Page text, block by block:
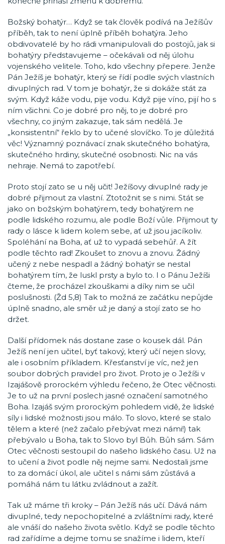
Božský bohatýr… Když se tak člověk podívá na Ježíšův
příběh, tak to není úplně příběh bohatýra. Jeho
obdivovatelé by ho rádi vmanipulovali do postojů, jak si
bohatýry představujeme – očekávali od něj úlohu
vojenského velitele. Toho, kdo všechny přepere. Jenže
Pán Ježíš je bohatýr, který se řídí podle svých vlastních
divuplných rad. V tom je bohatýr, že si dokáže stát za
svým. Když káže vodu, pije vodu. Když pije víno, pijí ho s
ním všichni. Co je dobré pro něj, to je dobré pro
všechny, co jiným zakazuje, tak sám nedělá. Je
„konsistentní“ řeklo by to učené slovíčko. To je důležitá
věc! Významný poznávací znak skutečného bohatýra,
skutečného hrdiny, skutečné osobnosti. Nic na vás
nehraje. Nemá to zapotřebí.
Proto stojí zato se u něj učit! Ježíšovy divuplné rady je
dobré přijmout za vlastní. Ztotožnit se s nimi. Stát se
jako on božským bohatýrem, tedy bohatýrem ne
podle lidského rozumu, ale podle Boží vůle. Přijmout ty
rady o lásce k lidem kolem sebe, ať už jsou jacíkoliv.
Spoléhání na Boha, ať už to vypadá sebehůř. A žít
podle těchto rad! Zkoušet to znovu a znovu. Žádný
učený z nebe nespadl a žádný bohatýr se nestal
bohatýrem tím, že luskl prsty a bylo to. I o Pánu Ježíši
čteme, že procházel zkouškami a díky nim se učil
poslušnosti. (Žd 5,8) Tak to možná ze začátku nepůjde
úplně snadno, ale směr už je daný a stojí zato se ho
držet.
Další přídomek nás dostane zase o kousek dál. Pán
Ježíš není jen učitel, byť takový, který učí nejen slovy,
ale i osobním příkladem. Křesťanství je víc, než jen
soubor dobrých pravidel pro život. Proto je o Ježíši v
Izajášově prorockém výhledu řečeno, že Otec věčnosti.
Je to už na první poslech jasné označení samotného
Boha. Izajáš svým prorockým pohledem vidě, že lidské
síly i lidské možnosti jsou málo. To slovo, které se stalo
tělem a které (než začalo přebývat mezi námi!) tak
přebývalo u Boha, tak to Slovo byl Bůh. Bůh sám. Sám
Otec věčnosti sestoupil do našeho lidského času. Už na
to učení a život podle něj nejme sami. Nedostali jsme
to za domácí úkol, ale učitel s námi sám zůstává a
pomáhá nám tu látku zvládnout a zažít.
Tak už máme tři kroky – Pán Ježíš nás učí. Dává nám
divuplné, tedy nepochopitelné a zvláštními rady, které
ale vnáší do našeho života světlo. Když se podle těchto
rad zařídíme a dejme tomu se snažíme i lidem, kteří